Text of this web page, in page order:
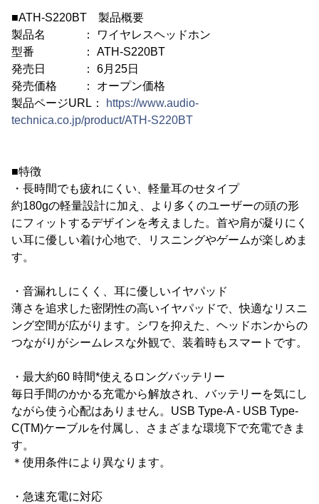
■ATH-S220BT 製品概要
製品名 ： ワイヤレスヘッドホン
型番 ： ATH-S220BT
発売日 ： 6月25日
発売価格 ： オープン価格
製品ページURL：
https://www.audio-
technica.co.jp/product/ATH-S220BT
■特徴
・長時間でも疲れにくい、軽量耳のせタイプ
約180gの軽量設計に加え、より多くのユーザーの頭の形
にフィットするデザインを考えました。首や肩が凝りにく
い耳に優しい着け心地で、リスニングやゲームが楽しめま
す。
・音漏れしにくく、耳に優しいイヤパッド
薄さを追求した密閉性の高いイヤパッドで、快適なリスニ
ング空間が広がります。シワを抑えた、ヘッドホンからの
つながりがシームレスな外観で、装着時もスマートです。
・最大約60 時間*使えるロングバッテリー
毎日手間のかかる充電から解放され、バッテリーを気にし
ながら使う心配はありません。USB Type-A - USB Type-
C(TM)ケーブルを付属し、さまざまな環境下で充電できま
す。
＊使用条件により異なります。
・急速充電に対応